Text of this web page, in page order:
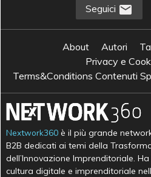
Seguici
About Autori
Privacy e
Terms&Conditions Contenuti
Nextwork360 è il più grande
B2B dedicati ai temi della
dell’Innovazione Imprenditoriale.
cultura digitale e imprenditoriale